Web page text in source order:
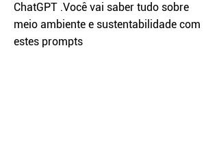
ChatGPT .Você vai saber tudo sobre
meio ambiente e sustentabilidade com
estes prompts